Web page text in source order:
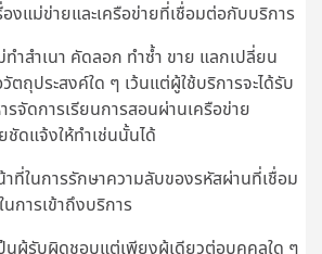
งแม่ข่ายและเครือข่ายที่เชื่อมต่อกับบริการ
ำสำเนา คัดลอก ทำซ้ำ ขาย แลกเปลี่ยน
ตถุประสงค์ใด ๆ เว้นแต่ผู้ใช้บริการจะได้รับ
จัดการเรียนการสอนผ่านเครือข่าย
ดแจ้งให้ทำเช่นนั้นได้
ที่ในการรักษาความลับของรหัสผ่านที่เชื่อม
การเข้าถึงบริการ
นผู้รับผิดชอบแต่เพียงผู้เดียวต่อบุคคลใด ๆ